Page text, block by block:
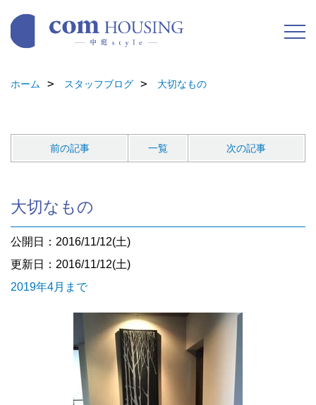
ホーム スタッフブログ 大切なもの
前の記事 一覧 次の記事
大切なもの
公開日：2016/11/12(土)
更新日：2016/11/12(土)
2019年4月まで